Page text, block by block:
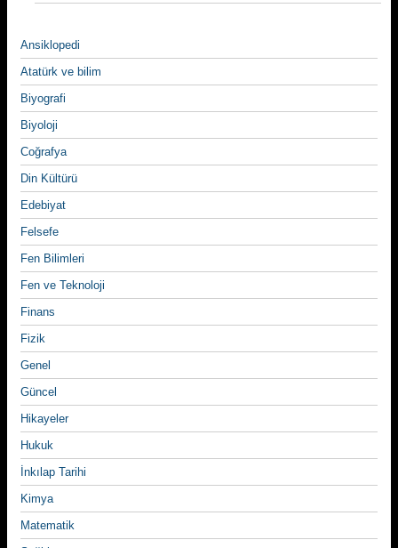
Ansiklopedi
Atatürk ve bilim
Biyografi
Biyoloji
Coğrafya
Din Kültürü
Edebiyat
Felsefe
Fen Bilimleri
Fen ve Teknoloji
Finans
Fizik
Genel
Güncel
Hikayeler
Hukuk
İnkılap Tarihi
Kimya
Matematik